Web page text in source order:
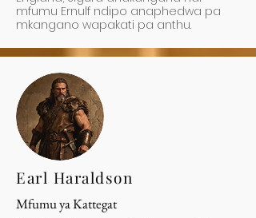
mfumu Ernulf ndipo anaphedwa pa
mkangano wapakati pa anthu.
Earl Haraldson
Mfumu ya Kattegat